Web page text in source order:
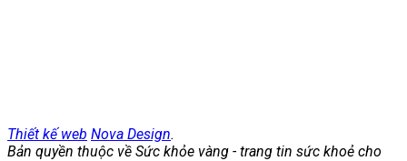
Thiết kế web Nova Design.
Bản quyền thuộc về Sức khỏe vàng - trang tin sức khoẻ cho